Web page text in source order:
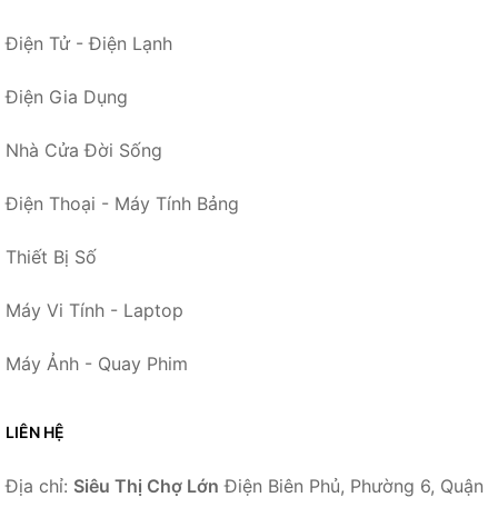
Điện Tử - Điện Lạnh
Điện Gia Dụng
Nhà Cửa Đời Sống
Điện Thoại - Máy Tính Bảng
Thiết Bị Số
Máy Vi Tính - Laptop
Máy Ảnh - Quay Phim
LIÊN HỆ
Địa chỉ: Siêu Thị Chợ Lớn Điện Biên Phủ, Phường 6, Quận